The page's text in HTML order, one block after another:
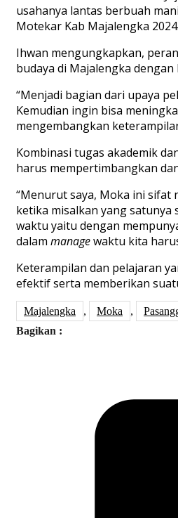
usahanya lantas berbuah
Motekar Kab Majalengka 2024.
Ihwan mengungkapkan,
budaya di Majalengka dengan
“Menjadi bagian dari upaya
Kemudian ingin bisa
mengembangkan
Kombinasi tugas akademik
harus mempertimbangkan
“Menurut saya, Moka ini sifat
ketika misalkan yang
waktu yaitu dengan m
dalam managewaktu kita
Keterampilan dan pelajaran
efektif serta memberikan
Majalengka , Moka ,
Bagikan :